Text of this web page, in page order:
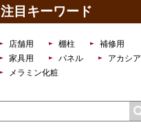
注目キーワード
店舗用 棚柱
補修用
家具用
パネル
アカシア
メラミン化粧